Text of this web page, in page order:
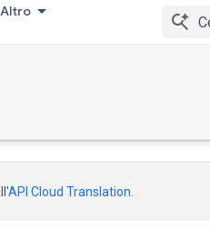
Altro
API Cloud Translation